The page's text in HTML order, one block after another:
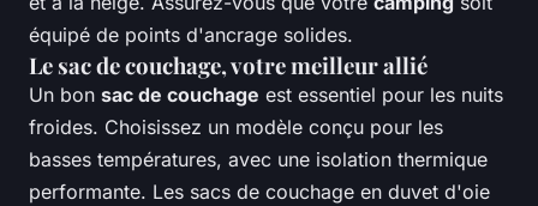
équipé de points d'ancrage solides.
Le sac de couchage, votre meilleur allié
Un bon sac de couchage est essentiel pour les nuits
froides. Choisissez un modèle conçu pour les
basses températures, avec une isolation thermique
performante. Les sacs de couchage en duvet d'oie